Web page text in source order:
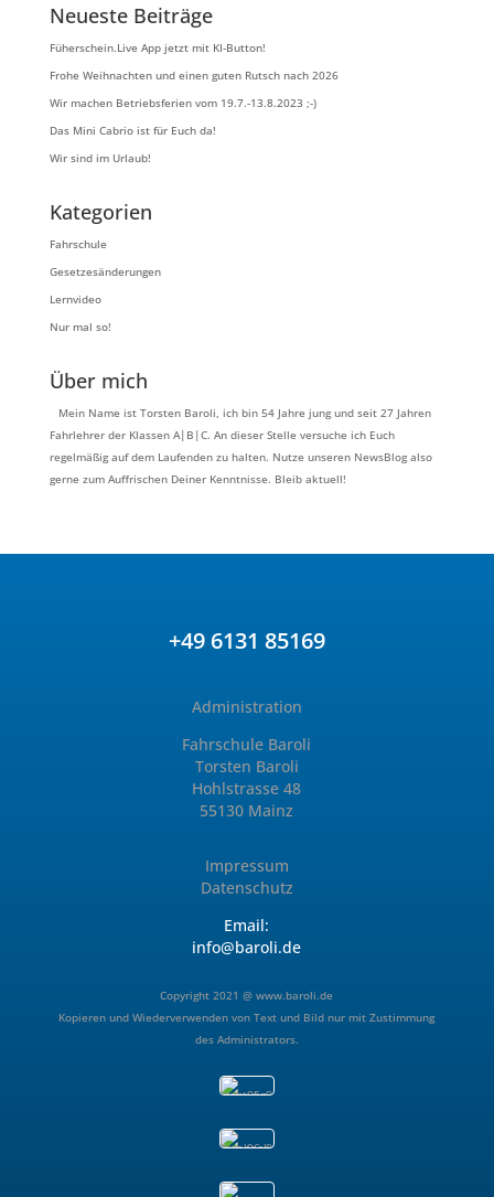
Neueste Beiträge
Füherschein.Live App jetzt mit KI-Button!
Frohe Weihnachten und einen guten Rutsch nach 2026
Wir machen Betriebsferien vom 19.7.-13.8.2023 ;-)
Das Mini Cabrio ist für Euch da!
Wir sind im Urlaub!
Kategorien
Fahrschule
Gesetzesänderungen
Lernvideo
Nur mal so!
Über mich
Mein Name ist Torsten Baroli, ich bin 54 Jahre jung und seit 27 Jahren
Fahrlehrer der Klassen A|B|C. An dieser Stelle versuche ich Euch
regelmäßig auf dem Laufenden zu halten. Nutze unseren NewsBlog also
gerne zum Auffrischen Deiner Kenntnisse. Bleib aktuell!
+49 6131 85169
Administration
Fahrschule Baroli
Torsten Baroli
Hohlstrasse 48
55130 Mainz
Impressum
Datenschutz
Email:
info@baroli.de
Copyright 2021 @www.baroli.de
Kopieren und Wiederverwenden von Text und Bild nur mit Zustimmung
des Administrators.